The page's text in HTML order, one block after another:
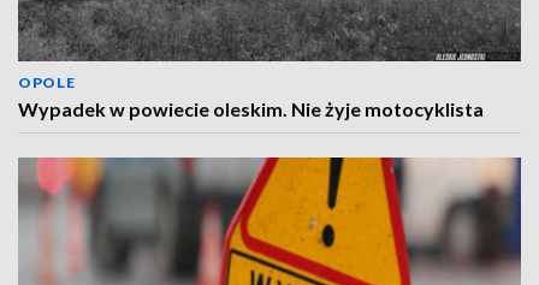
OPOLE
Wypadek w powiecie oleskim. Nie żyje motocyklista